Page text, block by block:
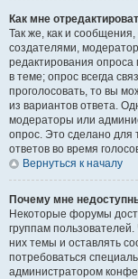
Как мне
Так же, как и
создателями,
редактирования
в теме; опрос всегда
проголосовать, то вы
из вариантов ответа.
модераторы или
опрос. Это сделано для
ответов во время
Вернуться к началу
Почему мне
Некоторые форумы
группам
них темы и оставлять
потребоваться
администратором